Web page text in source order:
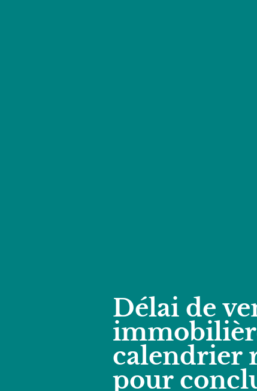
Délai de
calendrier
pour